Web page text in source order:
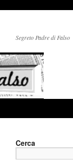
Segreto Padre di Falso
Cerca